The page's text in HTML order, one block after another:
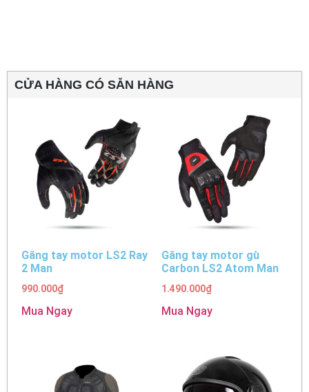
CỬA HÀNG CÓ SẴN HÀNG
Găng tay motor LS2 Ray
2 Man
990.000₫
Mua Ngay
Găng tay motor gù
Carbon LS2 Atom Man
1.490.000₫
Mua Ngay